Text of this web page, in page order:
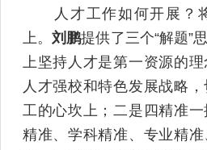
人才工作如何开展？
上。刘鹏提供了三个“解题”
上坚持人才是第一资源的理
人才强校和特色发展战略
工的心坎上；二是四精准
精准、学科精准、专业精